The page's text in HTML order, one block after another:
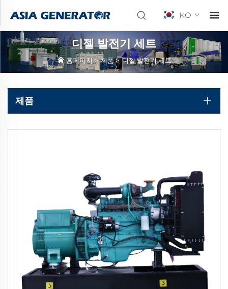
KO
디젤 발전기 세트
홈페이지>제품>디젤 발전기 세트
제품